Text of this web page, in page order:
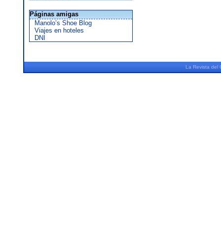
Páginas amigas
Manolo’s Shoe Blog
Viajes en hoteles
DNI
La Revista del